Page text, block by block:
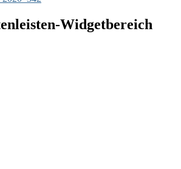
Widgetbereich